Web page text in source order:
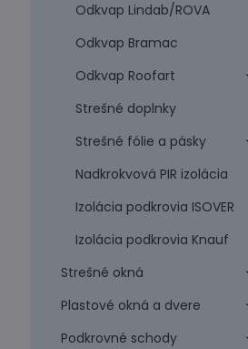
Odkvap Lindab/ROVA
Odkvap Bramac
Odkvap Roofart
Strešné doplnky
Strešné fólie a pásky
Nadkrokvová PIR izolácia
Izolácia podkrovia ISOVER
Izolácia podkrovia Knauf
Strešné okná
Plastové okná a dvere
Podkrovné schody